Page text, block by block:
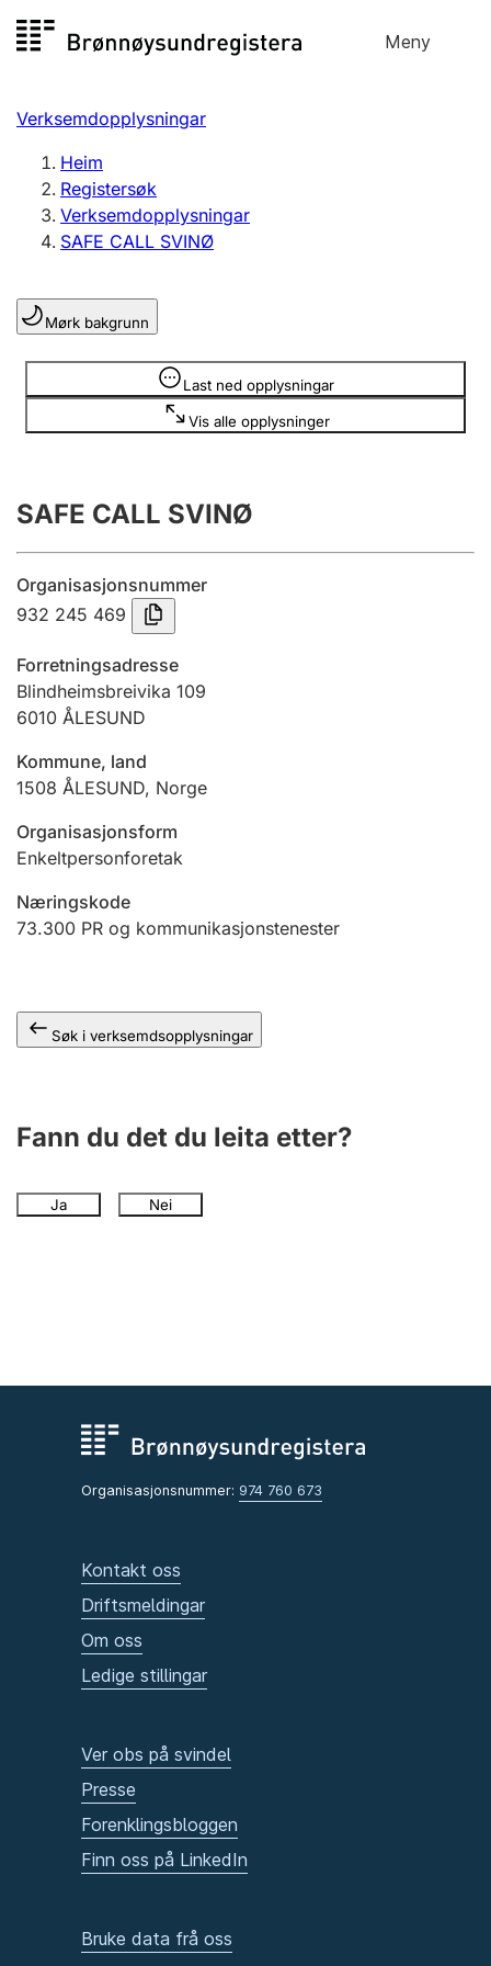
til
Meny
Registersøk
Aksjeselskap
Enkeltpersonføretak
Registrere, endre, slette
Lag og foreining
Registrere, endre, slette
Årsrekneskap
Innsending og forseinkingsgebyr
Jeger
Ektepaktrettleiaren
Andre tema
Verksemdopplysningar
Heim
Registersøk
Verksemdopplysningar
SAFE CALL SVINØ
Mørk bakgrunn
Last ned opplysningar
Vis alle opplysninger
Opplysninger er skjult
SAFE CALL SVINØ
Organisasjonsnummer
932 245 469
Forretningsadresse
Blindheimsbreivika 109
6010 ÅLESUND
Kommune, land
1508 ÅLESUND, Norge
Organisasjonsform
Enkeltpersonforetak
Næringskode
73.300 PR og kommunikasjonstenester
Søk i verksemdsopplysningar
Fann du det du leita etter?
Ja Nei
Organisasjonsnummer: 974 760 673
Kontakt oss
Driftsmeldingar
Om oss
Ledige stillingar
Ver obs på svindel
Presse
Forenklingsbloggen
Finn oss på LinkedIn
Bruke data frå oss